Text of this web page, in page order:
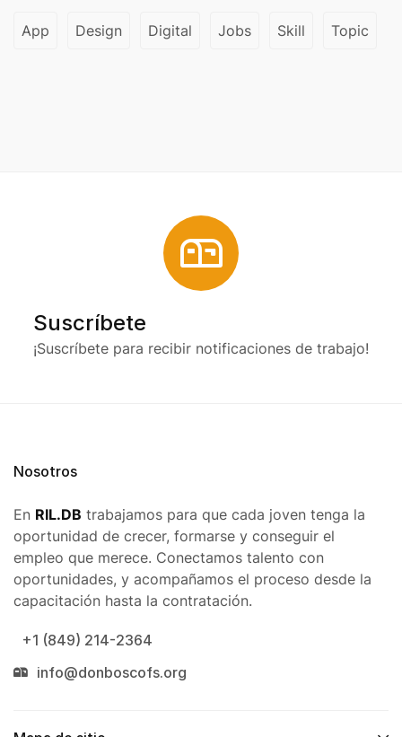
App Design Digital Jobs Skill Topic
Suscríbete
¡Suscríbete para recibir notificaciones de trabajo!
Nosotros
En RIL.DB trabajamos para que cada joven tenga la
oportunidad de crecer, formarse y conseguir el
empleo que merece. Conectamos talento con
oportunidades, y acompañamos el proceso desde la
capacitación hasta la contratación.
+1 (849) 214-2364
info@donboscofs.org